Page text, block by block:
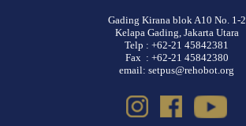
Gading Kirana blok A10 No. 1-2
Kelapa Gading, Jakarta Utara
Telp : +62-21 45842381
Fax : +62-21 45842380
email: setpus@rehobot.org